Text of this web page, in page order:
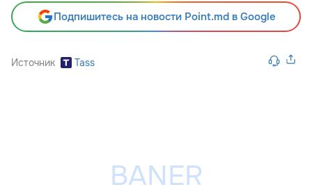
Подпишитесь на новости Point.md в Google
Источник Tass